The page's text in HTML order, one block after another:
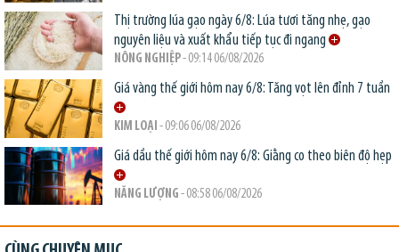
Thị trường lúa gạo ngày 6/8: Lúa tươi tăng nhẹ, gạo
nguyên liệu và xuất khẩu tiếp tục đi ngang
NÔNG NGHIỆP- 09:14 06/08/2026
Giá vàng thế giới hôm nay 6/8: Tăng vọt lên đỉnh 7 tuần
KIM LOẠI - 09:06 06/08/2026
Giá dầu thế giới hôm nay 6/8: Giằng co theo biên độ hẹp
NĂNG LƯỢNG - 08:58 06/08/2026